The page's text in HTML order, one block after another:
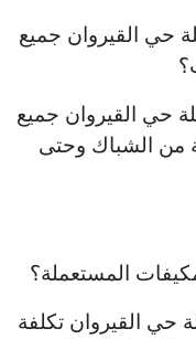
حي القيروان جميع
حي القيروان جميع
من الشباك وحتى
المستعملة؟
حي القيروان تكلفة